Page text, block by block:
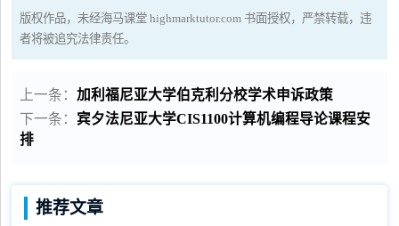
版权作品，未经海马课堂 highmarktutor.com 书面授权，严禁转载，违
者将被追究法律责任。
上一条：加利福尼亚大学伯克利分校学术申诉政策
下一条： 宾夕法尼亚大学CIS1100计算机编程导论课程安
排
推荐文章